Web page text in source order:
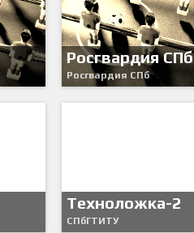
Росгвардия СПб
Росгвардия СПб
Техноложка-2
СПбГТИТУ